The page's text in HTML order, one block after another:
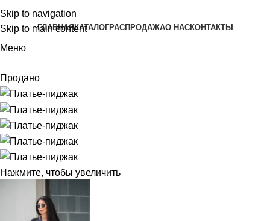
Skip to navigation
Skip to main content
ГЛАВНАЯКАТАЛОГРАСПРОДАЖАО НАСКОНТАКТЫ
Меню
Продано
Нажмите, чтобы увеличить